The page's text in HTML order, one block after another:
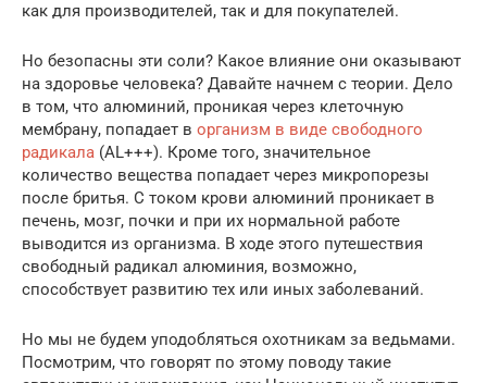
как для производителей, так и для покупателей.
Но безопасны эти соли? Какое влияние они оказывают
на здоровье человека? Давайте начнем с теории. Дело
в том, что алюминий, проникая через клеточную
мембрану, попадает в организм в виде свободного
радикала (AL+++). Кроме того, значительное
количество вещества попадает через микропорезы
после бритья. С током крови алюминий проникает в
печень, мозг, почки и при их нормальной работе
выводится из организма. В ходе этого путешествия
свободный радикал алюминия, возможно,
способствует развитию тех или иных заболеваний.
Но мы не будем уподобляться охотникам за ведьмами.
Посмотрим, что говорят по этому поводу такие